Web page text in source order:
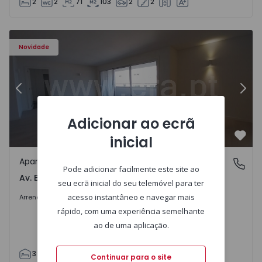
Novidade
Apartamento T3 Porto, Av. Boavista - 1575472 - 5
Anterior
Av. Boavista, Porto
Apartamento
Av. Boavista, Porto
Arrendar 2.300 €/mês
3 142 2 4
Adicionar ao ecrã
inicial
Pode adicionar facilmente este site ao
seu ecrã inicial do seu telemóvel para ter
acesso instantâneo e navegar mais
rápido, com uma experiência semelhante
ao de uma aplicação.
Continuar para o site